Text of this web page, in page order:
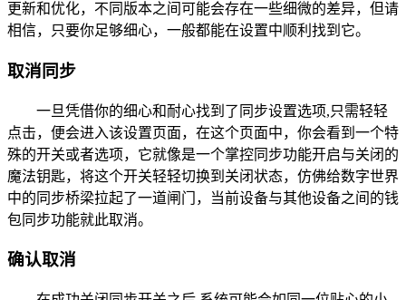
更新和优化，不同版本之间可能会存在一些细微的差异，但请
相信，只要你足够细心，一般都能在设置中顺利找到它。
取消同步
一旦凭借你的细心和耐心找到了同步设置选项,只需轻轻
点击，便会进入该设置页面，在这个页面中，你会看到一个特
殊的开关或者选项，它就像是一个掌控同步功能开启与关闭的
魔法钥匙，将这个开关轻轻切换到关闭状态，仿佛给数字世界
中的同步桥梁拉起了一道闸门，当前设备与其他设备之间的钱
包同步功能就此取消。
确认取消